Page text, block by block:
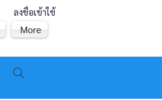
ลงชื่อเข้าใช้
More